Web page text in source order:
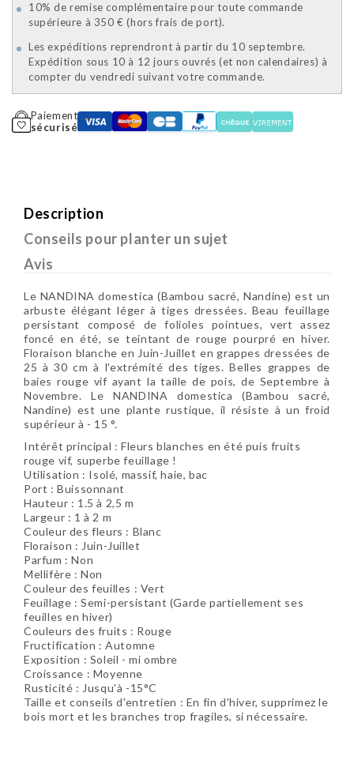
10% de remise complémentaire pour toute commande
supérieure à 350 € (hors frais de port).
Les expéditions reprendront à partir du 10 septembre.
Expédition sous 10 à 12 jours ouvrés (et non calendaires) à
compter du vendredi suivant votre commande.
Paiement
sécurisé
Description
Conseils pour planter un sujet
Avis
Le NANDINA domestica (Bambou sacré, Nandine) est un
arbuste élégant léger à tiges dressées. Beau feuillage
persistant composé de folioles pointues, vert assez
foncé en été, se teintant de rouge pourpré en hiver.
Floraison blanche en Juin-Juillet en grappes dressées de
25 à 30 cm à l'extrémité des tiges. Belles grappes de
baies rouge vif ayant la taille de pois, de Septembre à
Novembre. Le NANDINA domestica (Bambou sacré,
Nandine) est une plante rustique, il résiste à un froid
supérieur à - 15 °.
Intérêt principal : Fleurs blanches en été puis fruits
rouge vif, superbe feuillage !
Utilisation : Isolé, massif, haie, bac
Port : Buissonnant
Hauteur : 1.5 à 2,5 m
Largeur : 1 à 2 m
Couleur des fleurs : Blanc
Floraison : Juin-Juillet
Parfum : Non
Mellifère : Non
Couleur des feuilles : Vert
Feuillage : Semi-persistant (Garde partiellement ses
feuilles en hiver)
Couleurs des fruits : Rouge
Fructification : Automne
Exposition : Soleil - mi ombre
Croissance : Moyenne
Rusticité : Jusqu'à -15°C
Taille et conseils d'entretien : En fin d'hiver, supprimez le
bois mort et les branches trop fragiles, si nécessaire.